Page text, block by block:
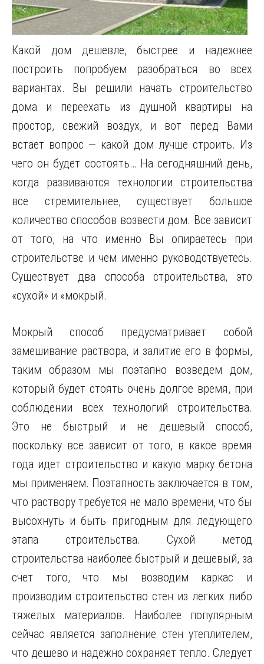
Какой дом дешевле, быстрее и надежнее
построить попробуем разобраться во всех
вариантах. Вы решили начать строительство
дома и переехать из душной квартиры на
простор, свежий воздух, и вот перед Вами
встает вопрос — какой дом лучше строить. Из
чего он будет состоять… На сегодняшний день,
когда развиваются технологии строительства
все стремительнее, существует большое
количество способов возвести дом. Все зависит
от того, на что именно Вы опираетесь при
строительстве и чем именно руководствуетесь.
Существует два способа строительства, это
«сухой» и «мокрый.
Мокрый способ предусматривает собой
замешивание раствора, и залитие его в формы,
таким образом мы поэтапно возведем дом,
который будет стоять очень долгое время, при
соблюдении всех технологий строительства.
Это не быстрый и не дешевый способ,
поскольку все зависит от того, в какое время
года идет строительство и какую марку бетона
мы применяем. Поэтапность заключается в том,
что раствору требуется не мало времени, что бы
высохнуть и быть пригодным для ледующего
этапа строительства. Сухой метод
строительства наиболее быстрый и дешевый, за
счет того, что мы возводим каркас и
производим строительство стен из легких либо
тяжелых материалов. Наиболее популярным
сейчас является заполнение стен утеплителем,
что дешево и надежно сохраняет тепло. Следует